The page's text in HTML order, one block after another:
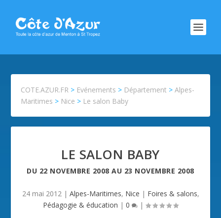
COTE.AZUR.FR > Evénements > Département >Alpes-
Maritimes > Nice > Le salon Baby
LE SALON BABY
DU 22 NOVEMBRE 2008 AU 23 NOVEMBRE 2008
24 mai 2012| Alpes-Maritimes, Nice | Foires & salons,
Pédagogie & éducation | 0 |